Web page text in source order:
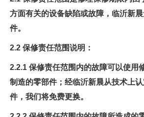
方面有关的设备缺陷或故障，临沂新
件。
2.2 保修责任范围说明：
2.2.1 保修责任范围内的故障可以使用
制造的零部件；经临沂新晨从技术上
件，我们将免费更换。